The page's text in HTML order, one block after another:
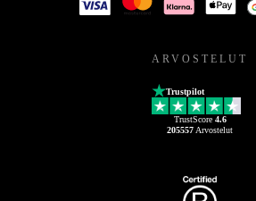
ARVOSTELUT
Trustpilot
TrustScore 4.6
205557 Arvostelut